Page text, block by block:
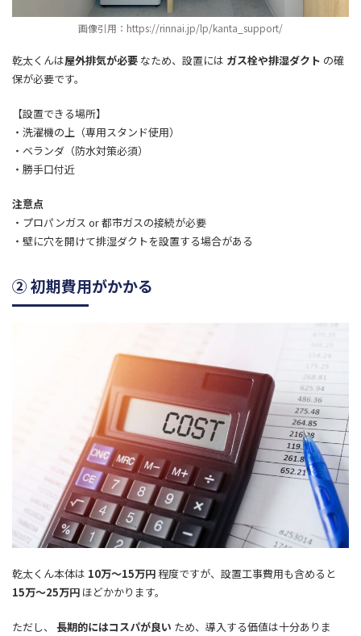
画像引用：https://rinnai.jp/lp/kanta_support/
乾太くんは屋外排気が必要 なため、設置には ガス栓や排湿ダクト の確
保が必要です。
【設置できる場所】
・洗濯機の上（専用スタンド使用）
・ベランダ（防水対策必須）
・勝手口付近
注意点
・プロパンガス or 都市ガスの接続が必要
・壁に穴を開けて排湿ダクトを設置する場合がある
② 初期費用がかかる
乾太くん本体は 10万～15万円程度ですが、設置工事費用も含めると
15万～25万円 ほどかかります。
ただし、 長期的にはコスパが良い ため、導入する価値は十分ありま